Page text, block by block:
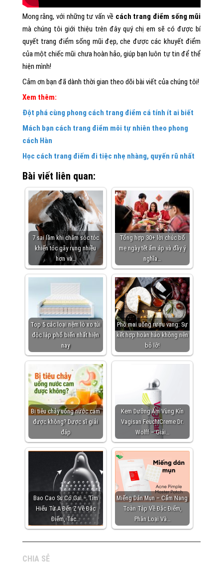
Mong rằng, với những tư vấn về cách trang điểm sống mũi
mà chúng tôi giới thiệu trên đây quý chị em sẽ có được bí
quyết trang điểm sống mũi đẹp, che được các khuyết điểm
của một chiếc mũi chưa hoàn hảo, giúp bạn luôn tự tin để thể
hiện mình!
Cảm ơn bạn đã dành thời gian theo dõi bài viết của chúng tôi!
Xem thêm:
Đột phá cùng phong cách trang điểm cá tính ít ai biết
Mách bạn cách trang điểm môi tự nhiên theo phong
cách Hàn
Học cách trang điếm đi tiệc nhẹ nhàng, quyến rũ nhất
Bài viết liên quan:
7 sai lầm khi chăm sóc tóc
khiến tóc gãy rụng nhiều
hơn và…
Tổng hợp 30+ lời chúc bố
mẹ ngày tết ấm áp và đầy ý
nghĩa…
Top 5 các loại nệm lò xo túi
độc lập phổ biến nhất hiện
nay
Phô mai uống rượu vang: Sự
kết hợp hoàn hảo không nên
bỏ lỡ!
Bị tiêu chảy uống nước cam
được không? Dược sĩ giải
đáp
Kem Dưỡng Ẩm Vùng Kín
Vagisan FeuchtCreme Dr.
Wolff – Giải…
Bao Cao Su Có Gai – Tìm
Hiểu Từ A Đến Z Về Đặc
Điểm, Tác…
Miếng Dán Mụn – Cẩm Nang
Toàn Tập Về Đặc Điểm,
Phân Loại Và…
CHIA SẺ